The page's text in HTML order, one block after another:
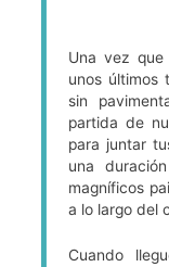
Una vez que
unos últimos
sin
partida de
para juntar
una
magníficos
a lo largo del
Cuando